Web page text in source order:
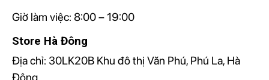
Giờ làm việc: 8:00 – 19:00
Store Hà Đông
Địa chỉ: 30LK20B Khu đô thị Văn Phú, Phú La, Hà